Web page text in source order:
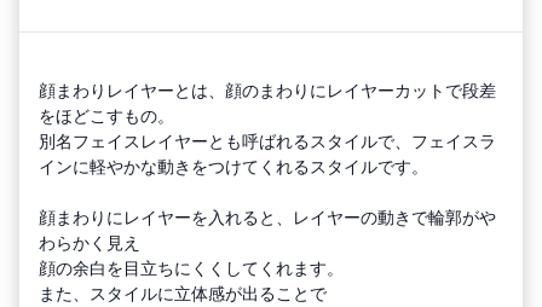
顔まわりレイヤーとは、顔のまわりにレイヤーカットで段差
をほどこすもの。
別名フェイスレイヤーとも呼ばれるスタイルで、フェイスラ
インに軽やかな動きをつけてくれるスタイルです。
顔まわりにレイヤーを入れると、レイヤーの動きで輪郭がや
わらかく見え
顔の余白を目立ちにくくしてくれます。
また、スタイルに立体感が出ることで